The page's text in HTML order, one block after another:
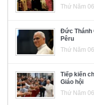
Thứ Năm
Đức Thánh
Pêru
Thứ Năm
Tiếp kiến
Giáo hội
Thứ Năm